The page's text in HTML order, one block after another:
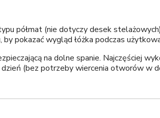
półmat (nie dotyczy desek
pokazać wygląd łóżka podczas
na dolne spanie. Najczęściej
dzień (bez potrzeby wiercenia otworów w